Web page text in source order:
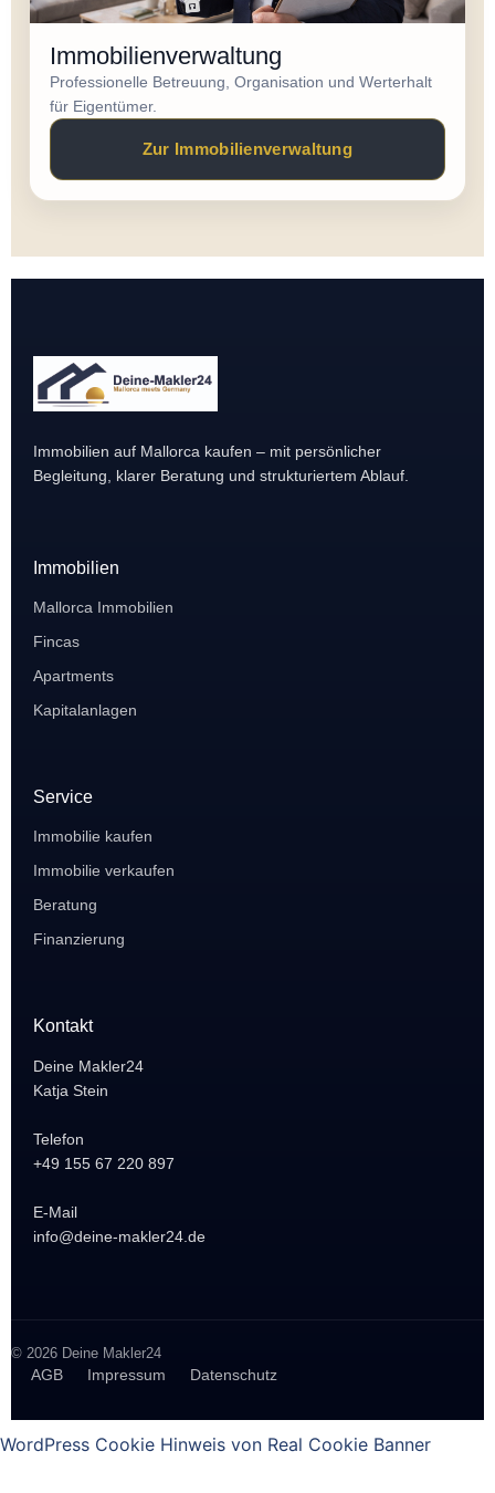
Immobilienverwaltung
Professionelle Betreuung, Organisation und Werterhalt
für Eigentümer.
Zur Immobilienverwaltung
Immobilien auf Mallorca kaufen – mit persönlicher
Begleitung, klarer Beratung und strukturiertem Ablauf.
Immobilien
Mallorca Immobilien
Fincas
Apartments
Kapitalanlagen
Service
Immobilie kaufen
Immobilie verkaufen
Beratung
Finanzierung
Kontakt
Deine Makler24
Katja Stein
Telefon
+49 155 67 220 897
E-Mail
info@deine-makler24.de
© 2026 Deine Makler24
AGB Impressum Datenschutz
WordPress Cookie Hinweis von Real Cookie Banner